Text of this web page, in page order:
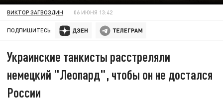
ВИКТОР ЗАГВОЗДИН 06 ИЮНЯ 13:42
ПОДПИШИТЕСЬ:
Украинские танкисты расстреляли
немецкий "Леопард", чтобы он не достался
России